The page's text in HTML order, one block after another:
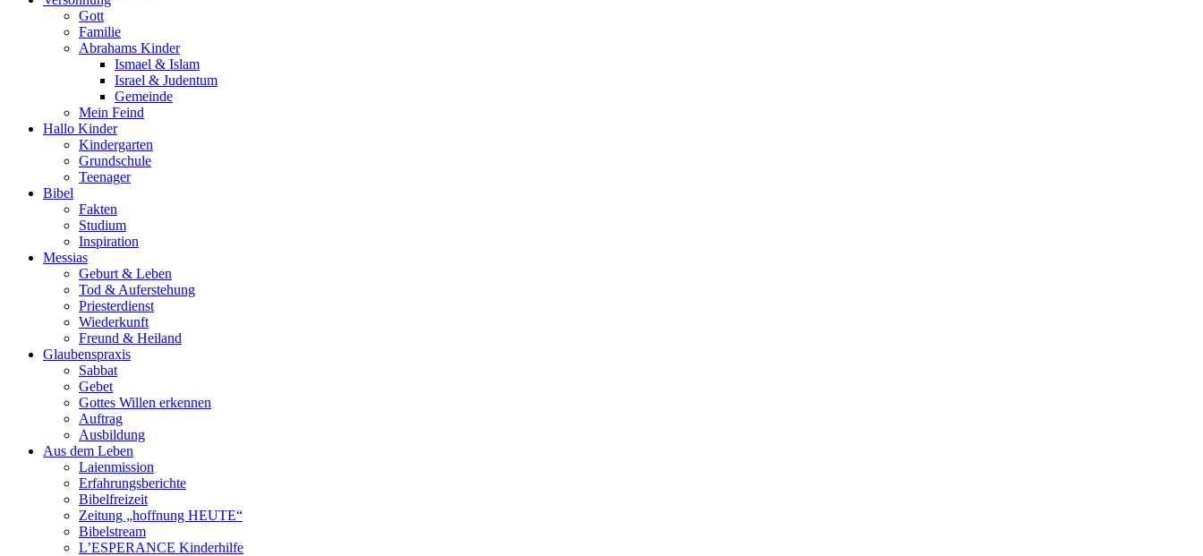
Gott
Familie
Abrahams Kinder
Ismael & Islam
Israel & Judentum
Gemeinde
Mein Feind
Hallo Kinder
Kindergarten
Grundschule
Teenager
Bibel
Fakten
Studium
Inspiration
Messias
Geburt & Leben
Tod & Auferstehung
Priesterdienst
Wiederkunft
Freund & Heiland
Glaubenspraxis
Sabbat
Gebet
Gottes Willen erkennen
Auftrag
Ausbildung
Aus dem Leben
Laienmission
Erfahrungsberichte
Bibelfreizeit
Zeitung „hoffnung HEUTE“
Bibelstream
L’ESPERANCE Kinderhilfe